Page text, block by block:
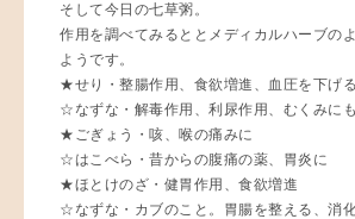
そして今日の七草粥。
作用を調べてみるととメディカルハーブの
ようです。
★せり・整腸作用、食欲増進、血圧を下げ
☆なずな・解毒作用、利尿作用、むくみにも
★ごぎょう・咳、喉の痛みに
☆はこべら・昔からの腹痛の薬、胃炎に
★ほとけのざ・健胃作用、食欲増進
☆なずな・カブのこと。胃腸を整える、消